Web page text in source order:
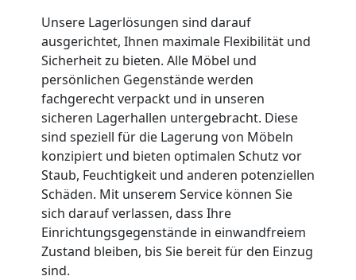
Unsere Lagerlösungen sind darauf
ausgerichtet, Ihnen maximale Flexibilität und
Sicherheit zu bieten. Alle Möbel und
persönlichen Gegenstände werden
fachgerecht verpackt und in unseren
sicheren Lagerhallen untergebracht. Diese
sind speziell für die Lagerung von Möbeln
konzipiert und bieten optimalen Schutz vor
Staub, Feuchtigkeit und anderen potenziellen
Schäden. Mit unserem Service können Sie
sich darauf verlassen, dass Ihre
Einrichtungsgegenstände in einwandfreiem
Zustand bleiben, bis Sie bereit für den Einzug
sind.